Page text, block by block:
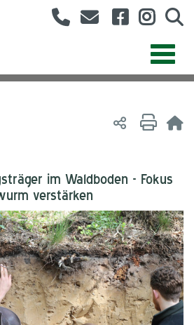
im Waldboden - Fokus
verstärken